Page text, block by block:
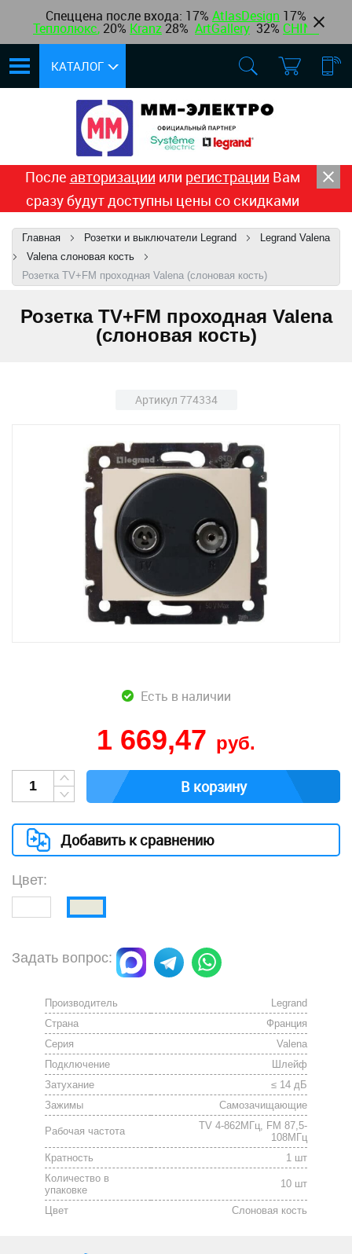
Спеццена после входа: 17% AtlasDesign 17%
Теплолюкс, 20% Kranz 28% ArtGallery 32% CHINT
КАТАЛОГ
После авторизации или регистрации Вам
сразу будут доступны цены со скидками
Главная Розетки и выключатели Legrand
Legrand Valena
Valena cлоновая кость
Розетка TV+FM проходная Valena (слоновая кость)
Розетка TV+FM проходная Valena
(слоновая кость)
Артикул 774334
Есть в наличии
1 669,47 руб.
В корзину
Добавить к сравнению
Цвет:
Задать вопрос:
Производитель
Legrand
Страна
Франция
Серия
Valena
Подключение
Шлейф
Затухание
≤ 14 дБ
Зажимы
Cамозачищающие
Рабочая частота
TV 4-862МГц, FM 87,5-
108МГц
Кратность
1 шт
Количество в
упаковке
10 шт
Цвет Слоновая кость